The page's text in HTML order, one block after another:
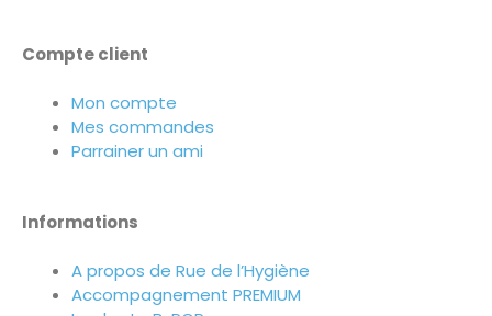
Compte client
Mon compte
Mes commandes
Parrainer un ami
Informations
A propos de Rue de l’Hygiène
Accompagnement PREMIUM